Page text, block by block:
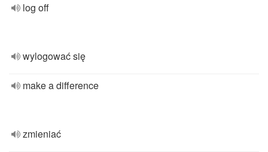
log off
wylogować się
make a difference
zmieniać